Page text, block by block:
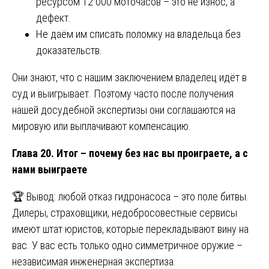
дефект.
Не даём им списать поломку на владельца без
доказательств.
Они знают, что с нашим заключением владелец идёт в
суд и выигрывает. Поэтому часто после получения
нашей досудебной экспертизы они соглашаются на
мировую или выплачивают компенсацию.
Глава 20. Итог – почему без нас вы проиграете, а с
нами выиграете
🏆 Вывод: любой отказ гидронасоса – это поле битвы.
Дилеры, страховщики, недобросовестные сервисы
имеют штат юристов, которые перекладывают вину на
вас. У вас есть только одно симметричное оружие –
независимая инженерная экспертиза.